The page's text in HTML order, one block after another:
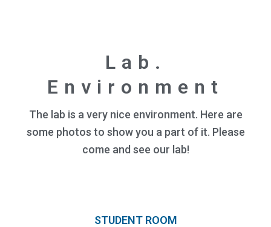
Lab.
Environment
The lab is a very nice environment. Here are
some photos to show you a part of it. Please
come and see our lab!
STUDENT ROOM